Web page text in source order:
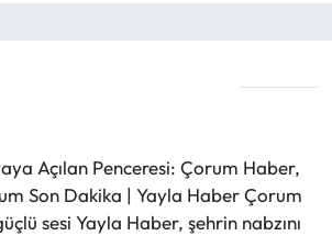
Açılan Penceresi: Çorum Haber,
Son Dakika | Yayla Haber Çorum
sesi Yayla Haber, şehrin nabzını